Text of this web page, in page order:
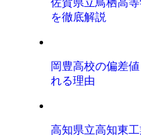
佐賀県立鳥栖高
を徹底解説
岡豊高校の偏差
れる理由
高知県立高知東